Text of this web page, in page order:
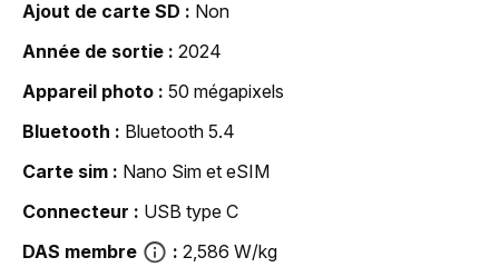
Ajout de carte SD
Non
Année de sortie
2024
Appareil photo
50 mégapixels
Bluetooth
Bluetooth 5.4
Carte sim
Nano Sim et eSIM
Connecteur
USB type C
DAS membre
2,586 W/kg